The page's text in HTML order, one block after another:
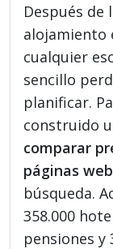
Después de
alojamiento
cualquier
sencillo
planificar.
construido
comparar
páginas
búsqueda.
358.000
pensiones y